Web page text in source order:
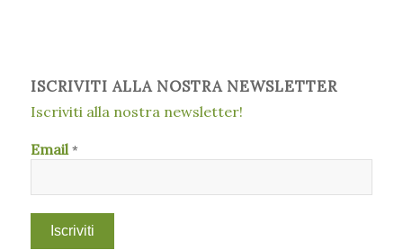
ISCRIVITI ALLA NOSTRA NEWSLETTER
Iscriviti alla nostra newsletter!
Email *